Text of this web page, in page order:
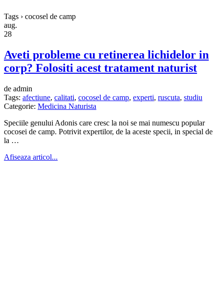
Tags › cocosel de camp
aug.
28
Aveti probleme cu retinerea lichidelor in
corp? Folositi acest tratament naturist
de admin
Tags: afectiune, calitati, cocosel de camp, experti, ruscuta, studiu
Categorie: Medicina Naturista
Speciile genului Adonis care cresc la noi se mai numescu popular
cocosei de camp. Potrivit expertilor, de la aceste specii, in special de
la …
Afiseaza articol...